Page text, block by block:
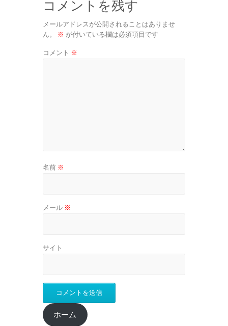
コメントを残す
メールアドレスが公開されることはありませ
ん。
※ が付いている欄は必須項目です
コメント ※
名前 ※
メール ※
サイト
ホーム